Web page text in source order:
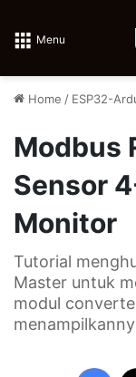
Menu
Home / ESP32-
Modbus
Sensor
Monitor
Tutorial
Master untuk
modul